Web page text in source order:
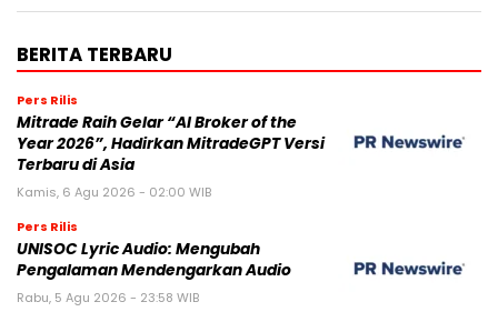
BERITA TERBARU
Pers Rilis
Mitrade Raih Gelar “AI Broker of the
Year 2026”, Hadirkan MitradeGPT Versi
Terbaru di Asia
Kamis, 6 Agu 2026 - 02:00 WIB
Pers Rilis
UNISOC Lyric Audio: Mengubah
Pengalaman Mendengarkan Audio
Rabu, 5 Agu 2026 - 23:58 WIB